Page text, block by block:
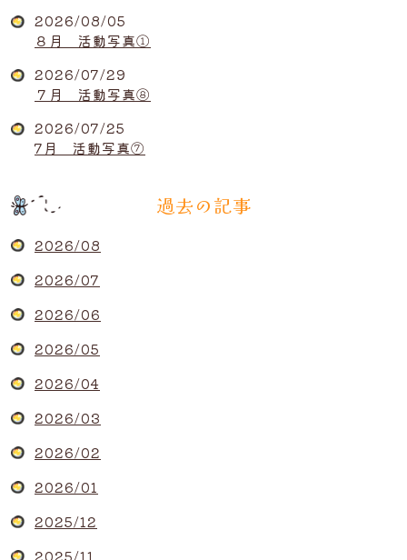
2026/08/05
８月 活動写真①
2026/07/29
７月 活動写真⑧
2026/07/25
7月 活動写真⑦
過去の記事
2026/08
2026/07
2026/06
2026/05
2026/04
2026/03
2026/02
2026/01
2025/12
2025/11